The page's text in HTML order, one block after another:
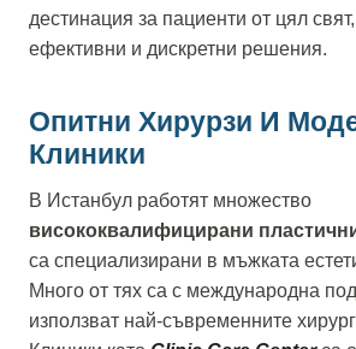
дестинация за пациенти от цял
ефективни и дискретни решения.
Опитни Хирурзи И
Клиники
В Истанбул работят множество
висококвалифицирани
са специализирани в мъжката
Много от тях са с международна
използват най-съвременните